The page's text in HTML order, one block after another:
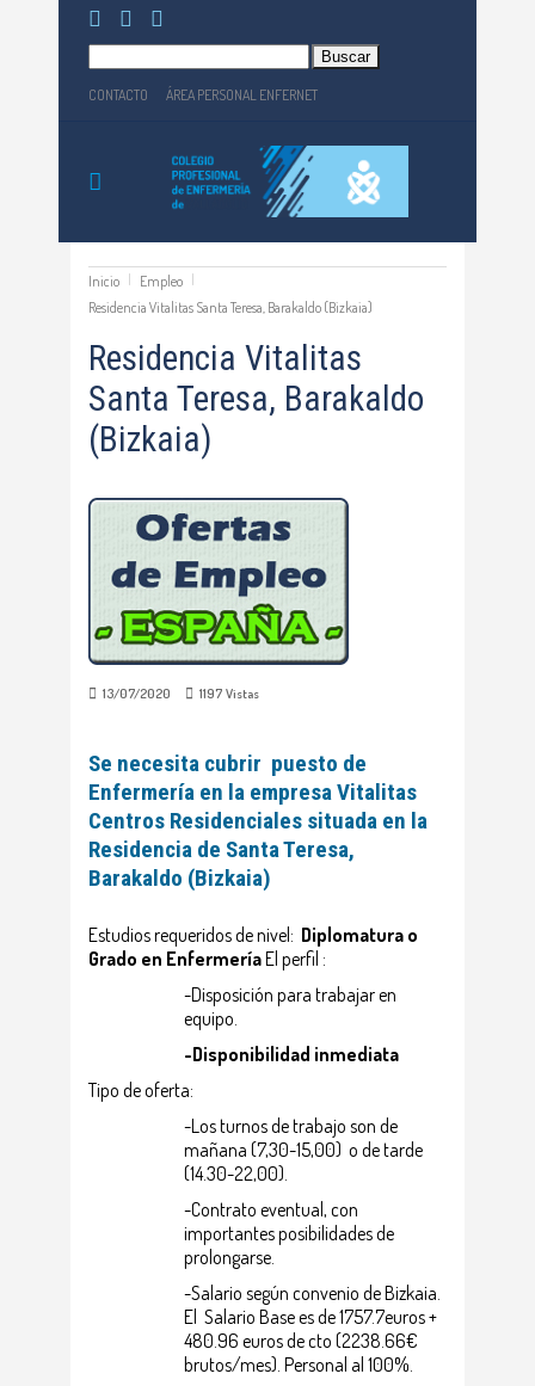
CONTACTO ÁREA PERSONAL ENFERNET
Inicio
Empleo
Residencia Vitalitas Santa Teresa, Barakaldo (Bizkaia)
Residencia Vitalitas
Santa Teresa, Barakaldo
(Bizkaia)
13/07/2020 1197 Vistas
Se necesita cubrir puesto de
Enfermería en la empresa Vitalitas
Centros Residenciales situada en la
Residencia de Santa Teresa,
Barakaldo (Bizkaia)
Estudios requeridos de nivel: Diplomatura o
Grado en EnfermeríaEl perfil :
-Disposición para trabajar en
equipo.
-Disponibilidad inmediata
Tipo de oferta:
-Los turnos de trabajo son de
mañana (7,30-15,00) o de tarde
(14.30-22,00).
-Contrato eventual, con
importantes posibilidades de
prolongarse.
-Salario según convenio de Bizkaia.
El Salario Base es de 1757.7euros +
480.96 euros de cto (2238.66€
brutos/mes). Personal al 100%.